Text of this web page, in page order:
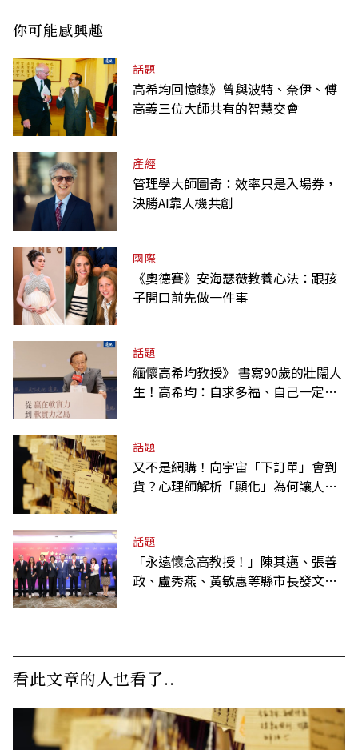
你可能感興趣
話題
高希均回憶錄》曾與波特、奈伊、傅
高義三位大師共有的智慧交會
產經
管理學大師圖奇：效率只是入場券，
決勝AI靠人機共創
國際
《奧德賽》安海瑟薇教養心法：跟孩
子開口前先做一件事
話題
緬懷高希均教授》 書寫90歲的壯闊人
生！高希均：自求多福、自己一定要
話題
又不是網購！向宇宙「下訂單」會到
貨？心理師解析「顯化」為何讓人無
話題
「永遠懷念高教授！」陳其邁、張善
政、盧秀燕、黃敏惠等縣市長發文弔
看此文章的人也看了..